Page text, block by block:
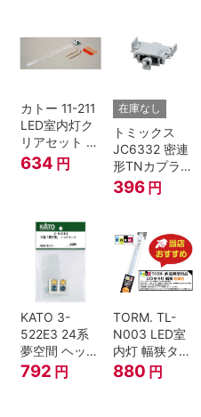
カトー 11-211
LED室内灯ク
リアセット N
ゲージ
634 円
在庫なし
トミックス
JC6332 密連
形TNカプラー
(SPグレー電
連付・211系)
396 円
KATO 3-
522E3 24系
夢空間 ヘッド
マーク 4種各1
792 円
TORM. TL-
N003 LED室
内灯 幅狭タイ
プ・電球色 1
880 円